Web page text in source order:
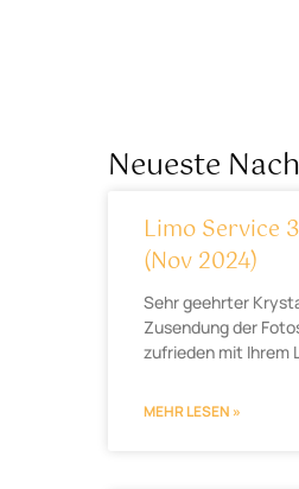
Neueste
Limo Service
(Nov 2024)
Sehr geehrter
Zusendung der
zufrieden mit Ihrem
MEHR LESEN »